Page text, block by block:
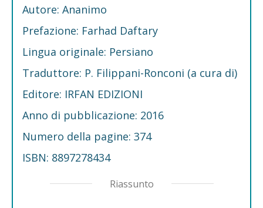
Autore: Ananimo
Prefazione: Farhad Daftary
Lingua originale: Persiano
Traduttore: P. Filippani-Ronconi (a cura di)
Editore: IRFAN EDIZIONI
Anno di pubblicazione: 2016
Numero della pagine: 374
ISBN: 8897278434
Riassunto